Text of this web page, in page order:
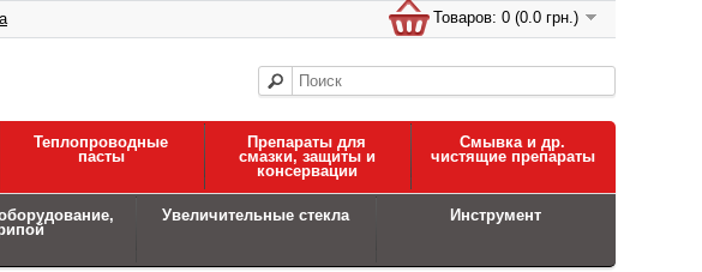
Товаров: 0 (0.0 грн.)
Теплопроводные
пасты
Препараты для
смазки, защиты и
консервации
Смывка и др.
чистящие препараты
Увеличительные стекла Инструмент